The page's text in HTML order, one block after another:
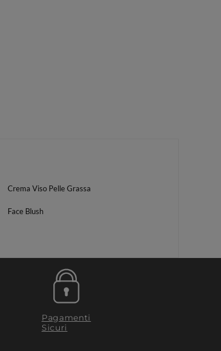
Crema Viso Pelle Grassa
Face Blush
Pagamenti
Sicuri